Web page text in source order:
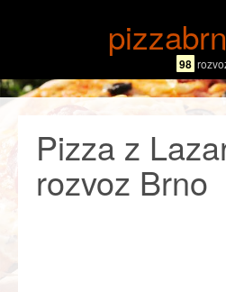
98
Pizza z
rozvoz Brno